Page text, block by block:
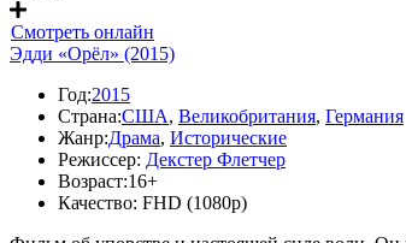
Смотреть онлайн
Эдди «Орёл» (2015)
Год:2015
Страна:США, Великобритания, Германия
Жанр:Драма, Исторические
Режиссер: Декстер Флетчер
Возраст:16+
Качество: FHD (1080p)